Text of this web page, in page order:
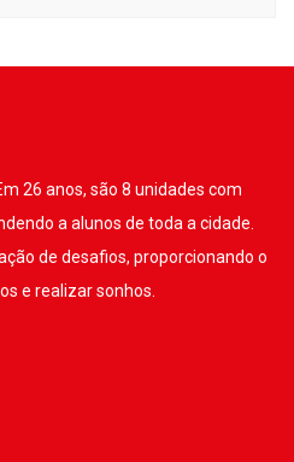
26 anos, são 8 unidades com
a alunos de toda a cidade.
de desafios, proporcionando o
e realizar sonhos.